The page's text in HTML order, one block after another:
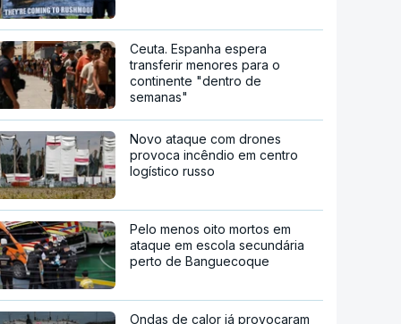
Ceuta. Espanha espera
transferir menores para o
continente "dentro de
semanas"
Novo ataque com drones
provoca incêndio em centro
logístico russo
Pelo menos oito mortos em
ataque em escola secundária
perto de Banguecoque
Ondas de calor já provocaram